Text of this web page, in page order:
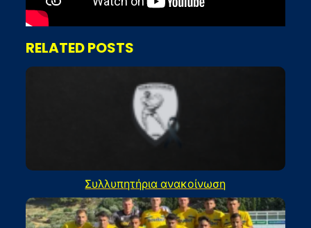
RELATED POSTS
Συλλυπητήρια ανακοίνωση